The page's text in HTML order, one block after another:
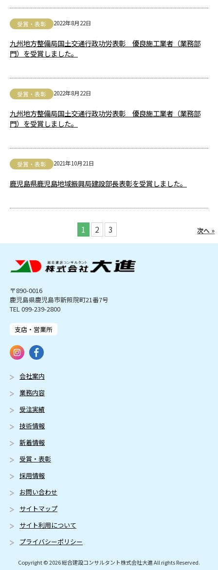
受賞・表彰 2022年8月22日
九州地方整備局国土交通行政功労表彰 優良施工業者（業務部
門）を受賞しました。
受賞・表彰 2022年8月22日
九州地方整備局国土交通行政功労表彰 優良施工業者（業務部
門）を受賞しました。
受賞・表彰 2021年10月21日
鹿児島県鹿児島地域振興局建設部長表彰を受賞しました。
1 2 3 次へ »
〒890-0016
鹿児島県鹿児島市新照院町21番7号
TEL 099-239-2800
支店・営業所
会社案内
業務内容
受注実績
技術情報
新着情報
受賞・表彰
採用情報
お問い合わせ
サイトマップ
サイト利用について
プライバシーポリシー
Copyright © 2026 総合建設コンサルタント株式会社大進 All rights Reserved.